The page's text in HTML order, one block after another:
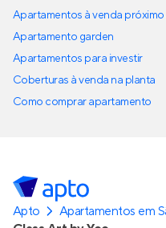
Apartamentos à venda
Apartamento garden
Apartamentos para investir
Coberturas à venda na planta
Como comprar apartamento
Apto Apartamentos em